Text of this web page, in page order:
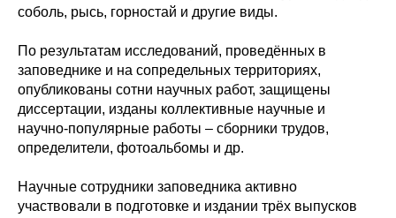
соболь, рысь, горностай и другие виды.
По результатам исследований, проведённых в
заповеднике и на сопредельных территориях,
опубликованы сотни научных работ, защищены
диссертации, изданы коллективные научные и
научно-популярные работы – сборники трудов,
определители, фотоальбомы и др.
Научные сотрудники заповедника активно
участвовали в подготовке и издании трёх выпусков